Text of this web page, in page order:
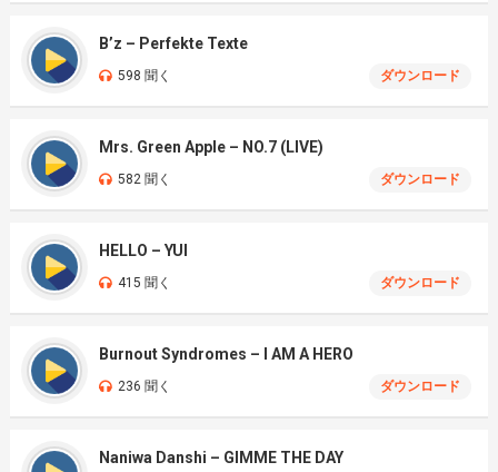
B’z – Perfekte Texte
598 聞く ダウンロード
Mrs. Green Apple – NO.7 (LIVE)
582 聞く ダウンロード
HELLO – YUI
415 聞く ダウンロード
Burnout Syndromes – I AM A HERO
236 聞く ダウンロード
Naniwa Danshi – GIMME THE DAY